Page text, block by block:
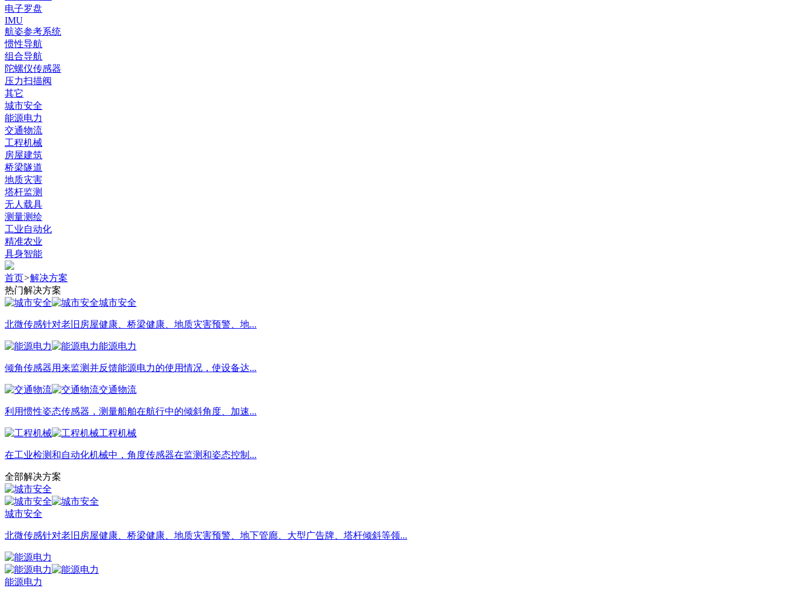
电子罗盘
IMU
航姿参考系统
惯性导航
组合导航
陀螺仪传感器
压力扫描阀
其它
城市安全
能源电力
交通物流
工程机械
房屋建筑
桥梁隧道
地质灾害
塔杆监测
无人载具
测量测绘
工业自动化
精准农业
具身智能
首页>解决方案
热门解决方案
城市安全
北微传感针对老旧房屋健康、桥梁健康、地质灾害预警、地...
能源电力
倾角传感器用来监测并反馈能源电力的使用情况，使设备达...
交通物流
利用惯性姿态传感器，测量船舶在航行中的倾斜角度、加速...
工程机械
在工业检测和自动化机械中，角度传感器在监测和姿态控制...
全部解决方案
城市安全
北微传感针对老旧房屋健康、桥梁健康、地质灾害预警、地下管廊、大型广告牌、塔杆倾斜等领...
能源电力